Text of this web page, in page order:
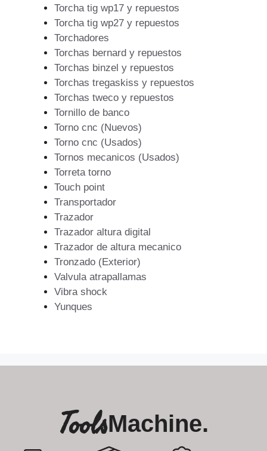
Torcha tig wp17 y repuestos
Torcha tig wp27 y repuestos
Torchadores
Torchas bernard y repuestos
Torchas binzel y repuestos
Torchas tregaskiss y repuestos
Torchas tweco y repuestos
Tornillo de banco
Torno cnc (Nuevos)
Torno cnc (Usados)
Tornos mecanicos (Usados)
Torreta torno
Touch point
Transportador
Trazador
Trazador altura digital
Trazador de altura mecanico
Tronzado (Exterior)
Valvula atrapallamas
Vibra shock
Yunques
ToolsMachine.